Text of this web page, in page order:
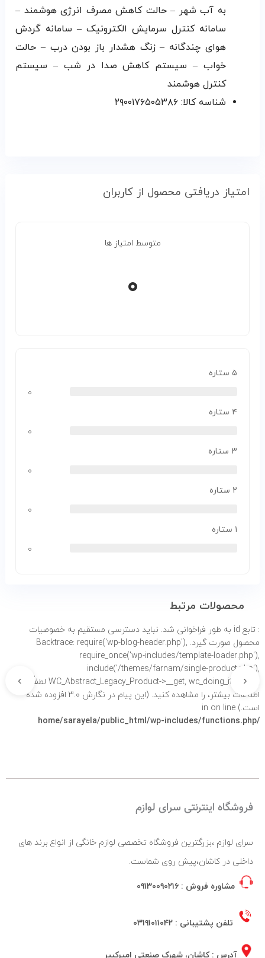
به آب شهر – حالت کاهش مصرف انرژی هوشمند –
سامانه کنترل سرمایش الکترونیک – سامانه گردش
هوای چندگانه – زنگ هشدار باز بودن درب – حالت
خواب – سیستم کاهش صدا در شب – سیستم
کنترل هوشمند
شناسه کالا: ۲۹۰۰۱۷۶۵۰۵۳۸۶
امتیاز دریافتی محصول از کاربران
متوسط امتیاز ها
۰
۵ ستاره
۰
۴ ستاره
۰
۳ ستاره
۰
۲ ستاره
۰
۱ ستاره
۰
محصولات مرتبط
: تابع id به طور
فراخوانی شد. نباید دسترسی مستقیم به خصوصیات
محصول صورت گیرد. Backtrace: require('wp-blog-header.php'),
require_once('wp-includes/template-loader.php'),
include('/themes/farnam/single-product.php'),
WC_Abstract_Legacy_Product->__get, wc_doing_it_wrong لطفاً برای
اطلاعات بیشتر،
را مشاهده کنید. (این پیام در نگارش 3.0 افزوده شده
است.) in on line
/home/sarayela/public_html/wp-includes/functions.php
‹
›
فروشگاه اینترنتی سرای لوازم
سرای لوازم ،بزرگترین فروشگاه تخصصی لوازم خانگی از انواع برند های
داخلی در کاشان،پیش روی شماست.
مشاوره فروش : ۰۹۱۳۰۰۹۰۲۱۶
تلفن پشتیبانی : ۰۳۱۹۱۰۱۱۰۴۲
آدرس : کاشان، شهرک صنعتی امیرکبیر